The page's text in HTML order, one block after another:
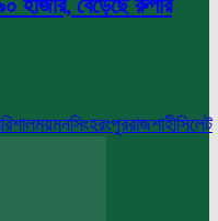
হাজার, বেড়েছে রুপার
ময়মনসিংহরংপুররাজশাহীসিলেট